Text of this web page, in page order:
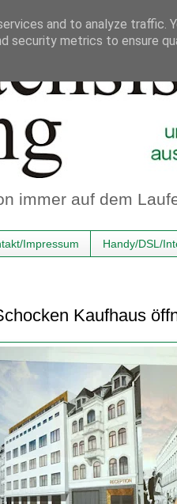
immer auf dem
Impressum Handy/DSL/
Kaufhaus
and to analyze traffic.
security metrics to ensure